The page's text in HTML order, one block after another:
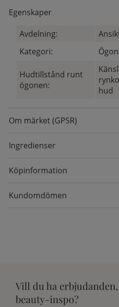
Egenskaper
Avdelning:
Kategori:
Hudtillstånd runt
ögonen:
hud
Om märket (GPSR)
Ingredienser
Köpinformation
Kundomdömen
Vill du ha
beauty-inspo?